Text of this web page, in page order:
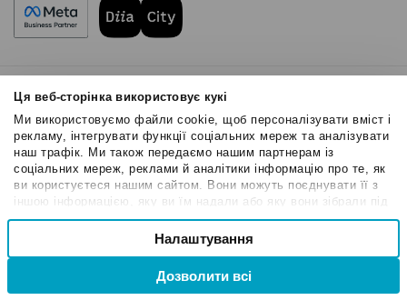
Ця веб-сторінка використовує кукі
Ми використовуємо файли cookie, щоб персоналізувати вміст і
рекламу, інтегрувати функції соціальних мереж та аналізувати
наш трафік. Ми також передаємо нашим партнерам із
соціальних мереж, реклами й аналітики інформацію про те, як
ви користуєтеся нашим сайтом. Вони можуть поєднувати її з
іншою інформацією, яку ви їм надали або яку вони зібрали під
час вашого користування їхніми службами.
Вибір
Привілейовані
Налаштування
Дозволити всі
Правила користування
Політика Cookies
Безпека SendPulse
Політика конфіденційності
© 2015 - 2026. ТОВ «СендПульс». Всі права захищені